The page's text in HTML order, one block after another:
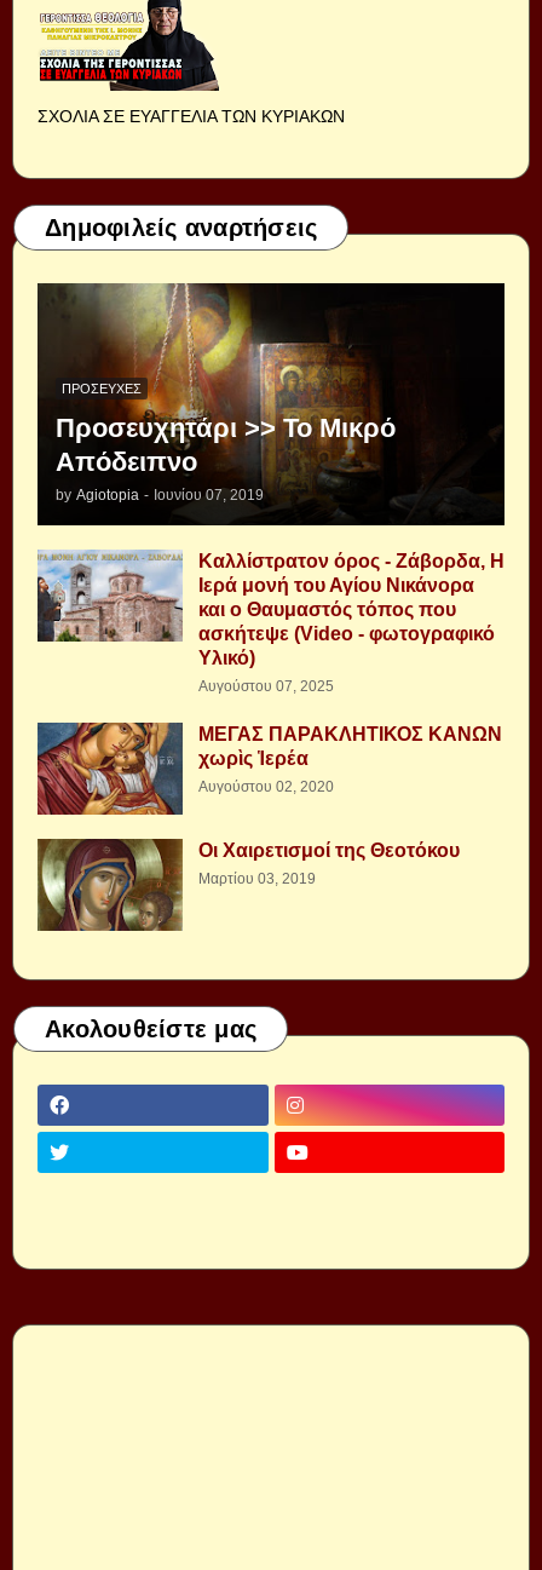
ΣΧΟΛΙΑ ΣΕ ΕΥΑΓΓΕΛΙΑ ΤΩΝ ΚΥΡΙΑΚΩΝ
Δημοφιλείς αναρτήσεις
ΠΡΟΣΕΥΧΈΣ
Προσευχητάρι >> Το Μικρό
Απόδειπνο
by Agiotopia - Ιουνίου 07, 2019
Καλλίστρατον όρος - Ζάβορδα, Η
Ιερά μονή του Αγίου Νικάνορα
και ο Θαυμαστός τόπος που
ασκήτεψε (Video - φωτογραφικό
Υλικό)
Αυγούστου 07, 2025
ΜΕΓΑΣ ΠΑΡΑΚΛΗΤΙΚΟΣ ΚΑΝΩΝ
χωρὶς Ἱερέα
Αυγούστου 02, 2020
Οι Χαιρετισμοί της Θεοτόκου
Μαρτίου 03, 2019
Ακολουθείστε μας